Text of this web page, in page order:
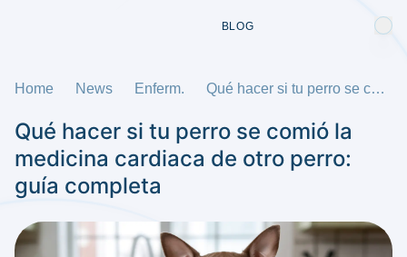
BLOG
Home News Enferm. Qué hacer si tu perro se comió la medicina cardiaca de otro perro: guía completa
Qué hacer si tu perro se comió la
medicina cardiaca de otro perro:
guía completa